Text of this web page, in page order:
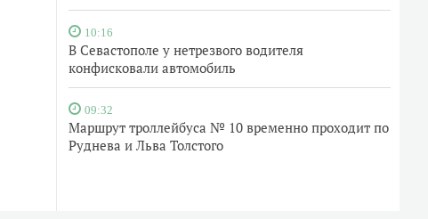
10:16
В Севастополе у нетрезвого водителя
конфисковали автомобиль
09:32
Маршрут троллейбуса № 10 временно проходит по
Руднева и Льва Толстого